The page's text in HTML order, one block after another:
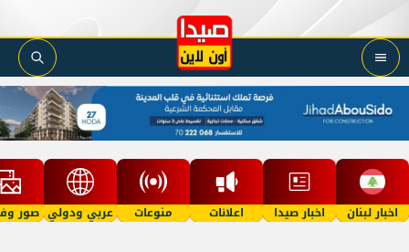
اخبار لبنان اخبار صيدا اعلانات منوعات عربي ودولي صور